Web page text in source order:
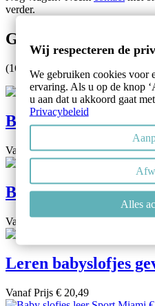
verder.
Gerelateerde
(16 andere producten in deze
Baby slofjes leer
VanafPrijs € 16,49
Baby slofjes leer
VanafPrijs € 16,49
Leren babyslofjes
VanafPrijs € 20,49
Wij respecteren de
We gebruiken cookies voor
ervaring. Als u op de knop
u aan dat u akkoord gaat
Privacybeleid
Alles